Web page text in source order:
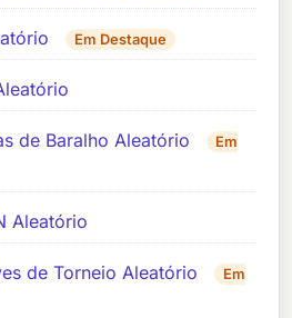
Em Destaque
de Baralho Aleatório
Em
Aleatório
de Torneio Aleatório
Em